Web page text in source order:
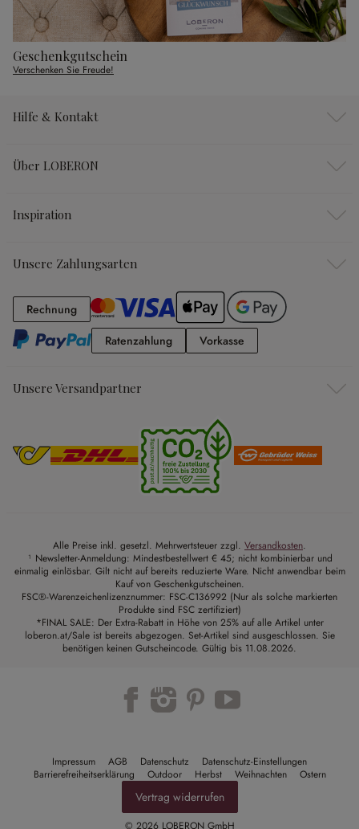
Geschenkgutschein
Verschenken Sie Freude!
Hilfe & Kontakt
Über LOBERON
Inspiration
Unsere Zahlungsarten
RechnungRechnung
RatenzahlungRatenzahlung
Vorkasse
Unsere Versandpartner
Alle Preise inkl. gesetzl. Mehrwertsteuer zzgl. Versandkosten.
¹ Newsletter-Anmeldung: Mindestbestellwert € 45; nicht kombinierbar und
einmalig einlösbar. Gilt nicht auf bereits reduzierte Ware. Nicht anwendbar beim
Kauf von Geschenkgutscheinen.
FSC®-Warenzeichenlizenznummer: FSC-C136992 (Nur als solche markierten
Produkte sind FSC zertifiziert)
*FINAL SALE: Der Extra-Rabatt in Höhe von 25% auf alle Artikel unter
loberon.at/Sale ist bereits abgezogen. Set-Artikel sind ausgeschlossen. Sie
benötigen keinen Gutscheincode. Gültig bis 11.08.2026.
Impressum AGB Datenschutz
Datenschutz-Einstellungen
Barrierefreiheitserklärung
Outdoor Herbst Weihnachten Ostern
Vertrag widerrufen
© 2026 LOBERON GmbH